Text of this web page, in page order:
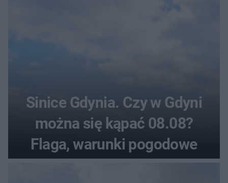
Sinice Gdynia. Czy w Gdyni
można się kąpać 08.08?
Flaga, warunki pogodowe